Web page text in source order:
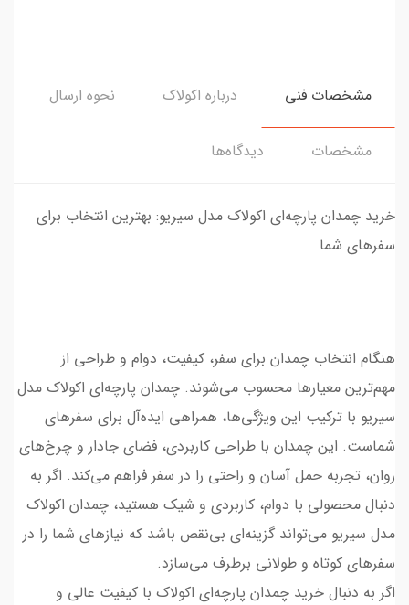
مشخصات فنی درباره اکولاک نحوه ارسال
مشخصات دیدگاه‌ها
خرید چمدان پارچه‌ای اکولاک مدل سیریو: بهترین انتخاب برای
سفرهای شما
هنگام انتخاب چمدان برای سفر، کیفیت، دوام و طراحی از
مهم‌ترین معیارها محسوب می‌شوند. چمدان پارچه‌ای اکولاک مدل
سیریو با ترکیب این ویژگی‌ها، همراهی ایده‌آل برای سفرهای
شماست. این چمدان با طراحی کاربردی، فضای جادار و چرخ‌های
روان، تجربه حمل آسان و راحتی را در سفر فراهم می‌کند. اگر به
دنبال محصولی با دوام، کاربردی و شیک هستید، چمدان اکولاک
مدل سیریو می‌تواند گزینه‌ای بی‌نقص باشد که نیازهای شما را در
سفرهای کوتاه و طولانی برطرف می‌سازد.
اگر به دنبال خرید چمدان پارچه‌ای اکولاک با کیفیت عالی و